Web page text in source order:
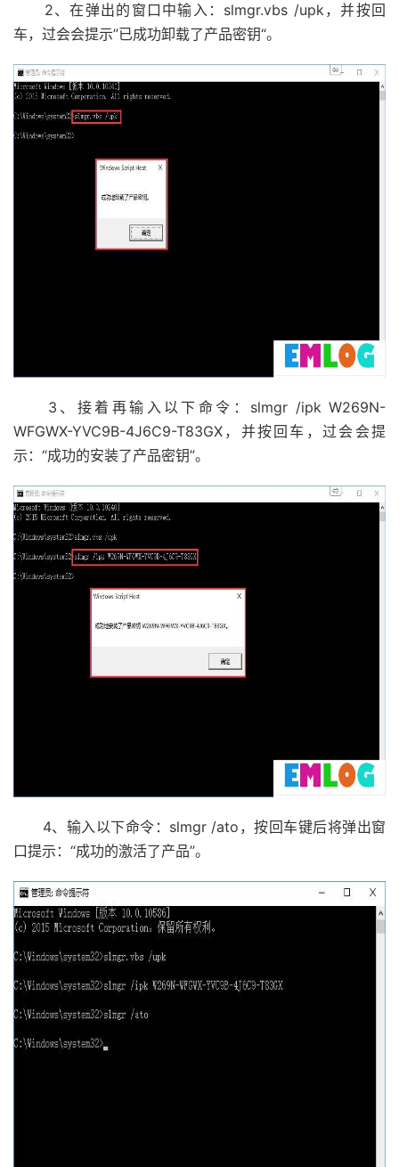
2、在弹出的窗口中输入：slmgr.vbs /upk，并按回
车，过会会提示”已成功卸载了产品密钥“。
3、接着再输入以下命令：slmgr /ipk W269N-
WFGWX-YVC9B-4J6C9-T83GX，并按回车，过会会提
示：“成功的安装了产品密钥”。
4、输入以下命令：slmgr /ato，按回车键后将弹出窗
口提示：“成功的激活了产品”。